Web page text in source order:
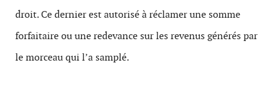
droit. Ce dernier est autorisé à réclamer une somme
forfaitaire ou une redevance sur les revenus générés par
le morceau qui l’a samplé.